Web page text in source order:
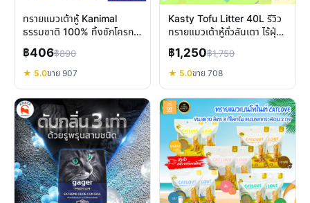
ทรายแมวเต้าหู้ Kanimal
ธรรมชาติ 100% ทิ้งชักโครก
ได้ ฝุ่นน้อย ดับกลิ่นดี
฿406฿890
★ 5.0ขาย 907
Kasty Tofu Litter 40L รีวิว
ทรายแมวเต้าหู้ถั่วลันเตา ไร้ฝุ่น
เก็บกลิ่นดี ทิ้งชักโครกได้จริง
฿1,250฿1,750
★ 5.0ขาย 708